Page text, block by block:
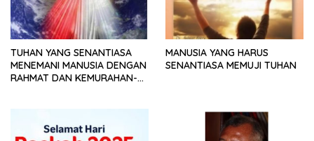
TUHAN YANG SENANTIASA
MENEMANI MANUSIA DENGAN
RAHMAT DAN KEMURAHAN-
MANUSIA YANG HARUS
SENANTIASA MEMUJI TUHAN